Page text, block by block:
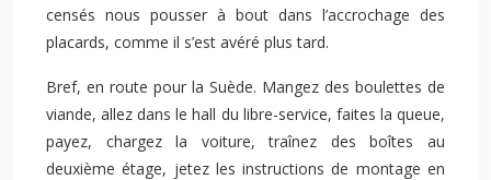
censés nous pousser à bout dans l’accrochage des
placards, comme il s’est avéré plus tard.
Bref, en route pour la Suède. Mangez des boulettes de
viande, allez dans le hall du libre-service, faites la queue,
payez, chargez la voiture, traînez des boîtes au
deuxième étage, jetez les instructions de montage en